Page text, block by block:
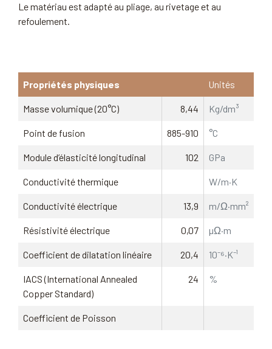
Le matériau est adapté au pliage, au rivetage et au
refoulement.
Propriétés physiques Unités
Masse volumique (20°C) 8,44 Kg/dm³
Point de fusion 885-910 °C
Module d’élasticité longitudinal 102 GPa
Conductivité thermique W/m·K
Conductivité électrique 13,9 m/Ω·mm²
Résistivité électrique 0,07 µΩ·m
Coefficient de dilatation linéaire 20,4 10⁻⁶·K⁻¹
IACS (International Annealed
Copper Standard)
24 %
Coefficient de Poisson